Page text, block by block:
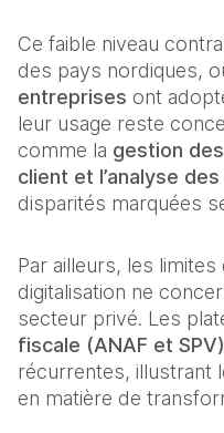
Ce faible niveau
des pays nordiques,
entreprises ont
leur usage reste
comme la gestion
client et l’analyse
disparités marquées
Par ailleurs, les
digitalisation ne
secteur privé. Les
fiscale (ANAF et SPV)
récurrentes, illustrant
en matière de